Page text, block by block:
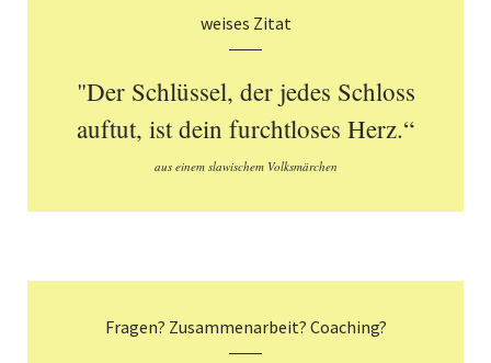
weises Zitat
"Der Schlüssel, der jedes Schloss
auftut, ist dein furchtloses Herz.“
aus einem slawischem Volksmärchen
Fragen? Zusammenarbeit? Coaching?